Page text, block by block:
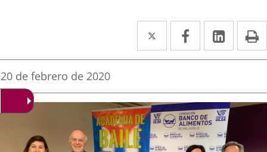
Twitter
Enlace
a
aplicación
externa.
Facebook
Enlace
a
aplicación
externa.
Enlace
a
Fecha
de
noticia
20 de febrero de 2020